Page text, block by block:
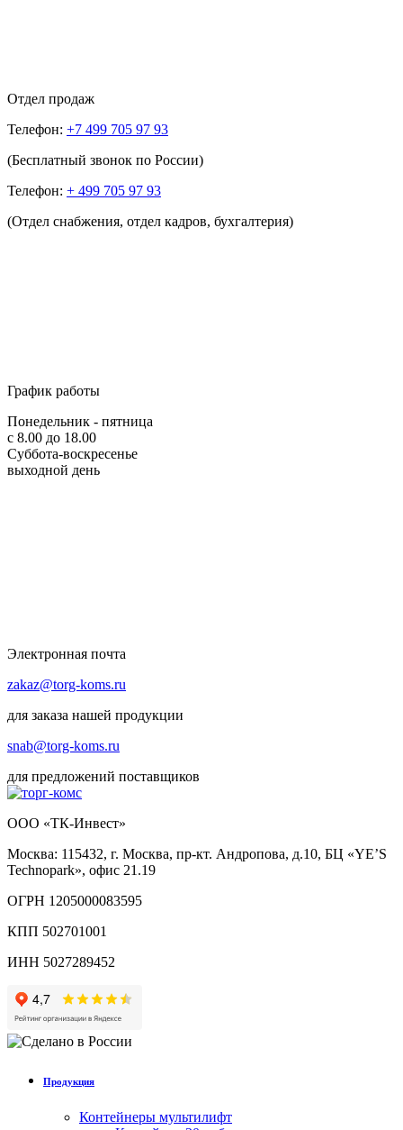
Отдел продаж
Телефон: +7 499 705 97 93
(Бесплатный звонок по России)
Телефон: + 499 705 97 93
(Отдел снабжения, отдел кадров, бухгалтерия)
График работы
Понедельник - пятница
с 8.00 до 18.00
Суббота-воскресенье
выходной день
Электронная почта
zakaz@torg-koms.ru
для заказа нашей продукции
snab@torg-koms.ru
для предложений поставщиков
ООО «ТК-Инвест»
Москва: 115432, г. Москва, пр-кт. Андропова, д.10, БЦ «YE’S
Technopark», офис 21.19
ОГРН 1205000083595
КПП 502701001
ИНН 5027289452
Продукция
Контейнеры мультилифт